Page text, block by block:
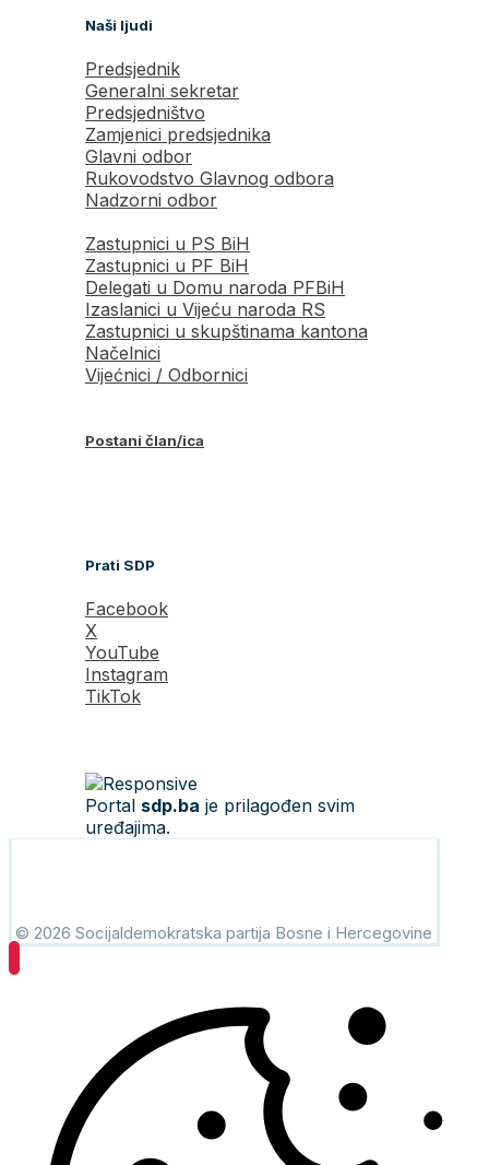
Naši ljudi
Predsjednik
Generalni sekretar
Predsjedništvo
Zamjenici predsjednika
Glavni odbor
Rukovodstvo Glavnog odbora
Nadzorni odbor
Zastupnici u PS BiH
Zastupnici u PF BiH
Delegati u Domu naroda PFBiH
Izaslanici u Vijeću naroda RS
Zastupnici u skupštinama kantona
Načelnici
Vijećnici / Odbornici
Postani član/ica
Prati SDP
Facebook
X
YouTube
Instagram
TikTok
Portal sdp.ba je prilagođen svim
uređajima.
© 2026 Socijaldemokratska partija Bosne i Hercegovine